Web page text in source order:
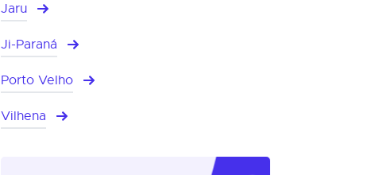
Jaru
Ji-Paraná
Porto Velho
Vilhena